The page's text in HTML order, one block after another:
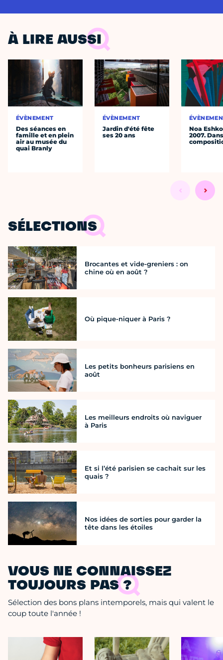
À LIRE AUSSI
ÉVÈNEMENT
Des séances en
famille et en plein
air au musée du
quai Branly
ÉVÈNEMENT
Jardin d'été fête
ses 20 ans
Noa
2007.
SÉLECTIONS
Brocantes et vide-greniers : on
chine où en août ?
Où pique-niquer à Paris ?
Les petits bonheurs parisiens en
août
Les meilleurs endroits où naviguer
à Paris
Et si l’été parisien se cachait sur les
quais ?
Nos idées de sorties pour garder la
tête dans les étoiles
VOUS NE CONNAISSEZ
TOUJOURS PAS ?
Sélection des bons plans intemporels, mais qui valent le
coup toute l'année !